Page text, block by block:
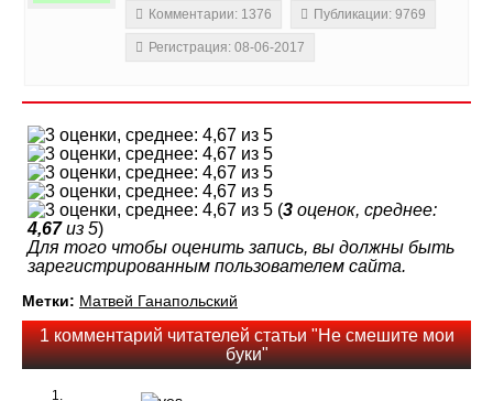
Комментарии: 1376
Публикации: 9769
Регистрация: 08-06-2017
(3 оценок, среднее:
4,67из 5)
Для того чтобы оценить запись, вы должны быть
зарегистрированным пользователем сайта.
Метки: Матвей Ганапольский
1 комментарий читателей статьи "Не смешите мои
буки"